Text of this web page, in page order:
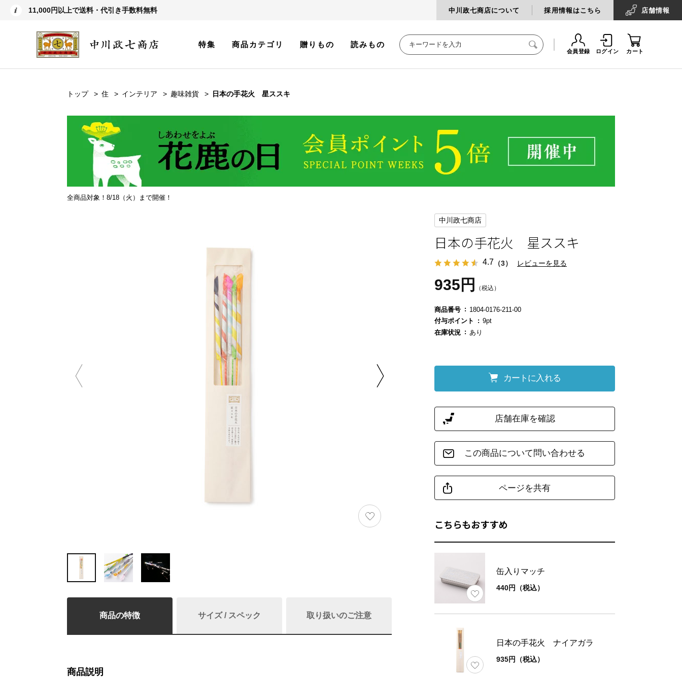
11,000円以上で送料・代引き手数料無料 中川政七商店について 採用情報はこちら 店舗情報
特集 商品カテゴリ 贈りもの 読みもの
会員登録 ログイン カート
トップ 住 インテリア 趣味雑貨 日本の手花火 星ススキ
全商品対象！8/18（火）まで開催！
商品の特徴 サイズ / スペック 取り扱いのご注意
商品説明
中川政七商店
日本の手花火 星ススキ
4.7 （3） レビューを見る
935円 （税込）
商品番号
1804-0176-211-00
付与ポイント
9pt
在庫状況
あり
カートに入れる
こちらもおすすめ
缶入りマッチ
440円（税込）
日本の手花火 ナイアガラ
935円（税込）
この商品について問い合わせる
ページを共有
店舗在庫を確認